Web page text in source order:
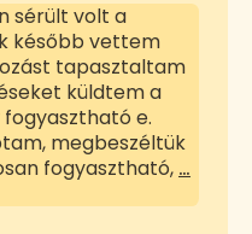
sérült volt a
később vettem
tapasztaltam
küldtem a
e.
megbeszéltük
fogyasztható, …